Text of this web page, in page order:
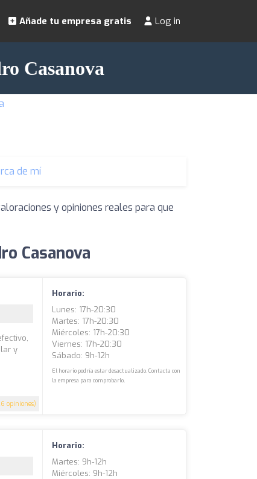
Añade tu empresa gratis Log in
Casanova
de mí
y opiniones reales para que
Casanova
opiniones)
y
Horario:
Lunes: 17h-20:30
Martes: 17h-20:30
Miércoles: 17h-20:30
Viernes: 17h-20:30
Sábado: 9h-12h
El horario podría estar desactualizado. Contacta con
la empresa para comprobarlo.
Horario:
Martes: 9h-12h
Miércoles: 9h-12h